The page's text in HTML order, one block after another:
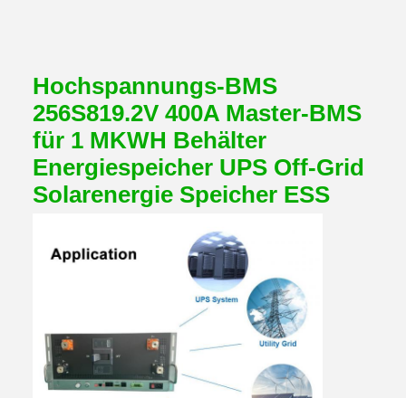
Hochspannungs-BMS
256S819.2V 400A Master-BMS
für 1 MKWH Behälter
Energiespeicher UPS Off-Grid
Solarenergie Speicher ESS